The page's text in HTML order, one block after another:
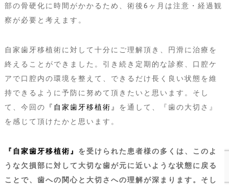
部の骨硬化に時間がかかるため、術後6ヶ月は注意・経過観
察が必要と考えます。
自家歯牙移植術に対して十分にご理解頂き、円滑に治療を
終えることができました。引き続き定期的な診察、口腔ケ
アで口腔内の環境を整えて、できるだけ長く良い状態を維
持できるように予防に努めて頂きたいと思います。そし
て、今回の 『自家歯牙移植術』 を通して、『歯の大切さ』
を感じて頂けたかと思います。
『自家歯牙移植術』 を受けられた患者様の多くは、このよ
うな欠損部に対して大切な歯が元に近いような状態に戻る
ことで、歯への関心と大切さへの理解が深まります。そし